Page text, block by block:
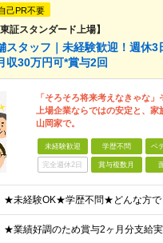
己PR不要
証スタンダード上場】
スタッフ｜未経験歓迎！週休3
収30万円可*賞与2回
「そろそろ将来考えなきゃな」
上場企業ならではの安定と、
山岡家で。
未経験歓迎 学歴不問 ベ
完全週休2日 賞与複数月